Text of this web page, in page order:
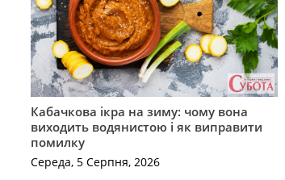
Кабачкова ікра на зиму: чому вона
виходить водянистою і як виправити
помилку
Середа, 5 Серпня, 2026